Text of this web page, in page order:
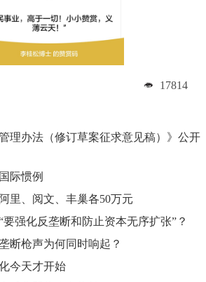
17814
理办法（修订草案征求意见稿）》公开
际惯例
里、阅文、丰巢各50万元
强化反垄断和防止资本无序扩张”？
断枪声为何同时响起？
今天才开始